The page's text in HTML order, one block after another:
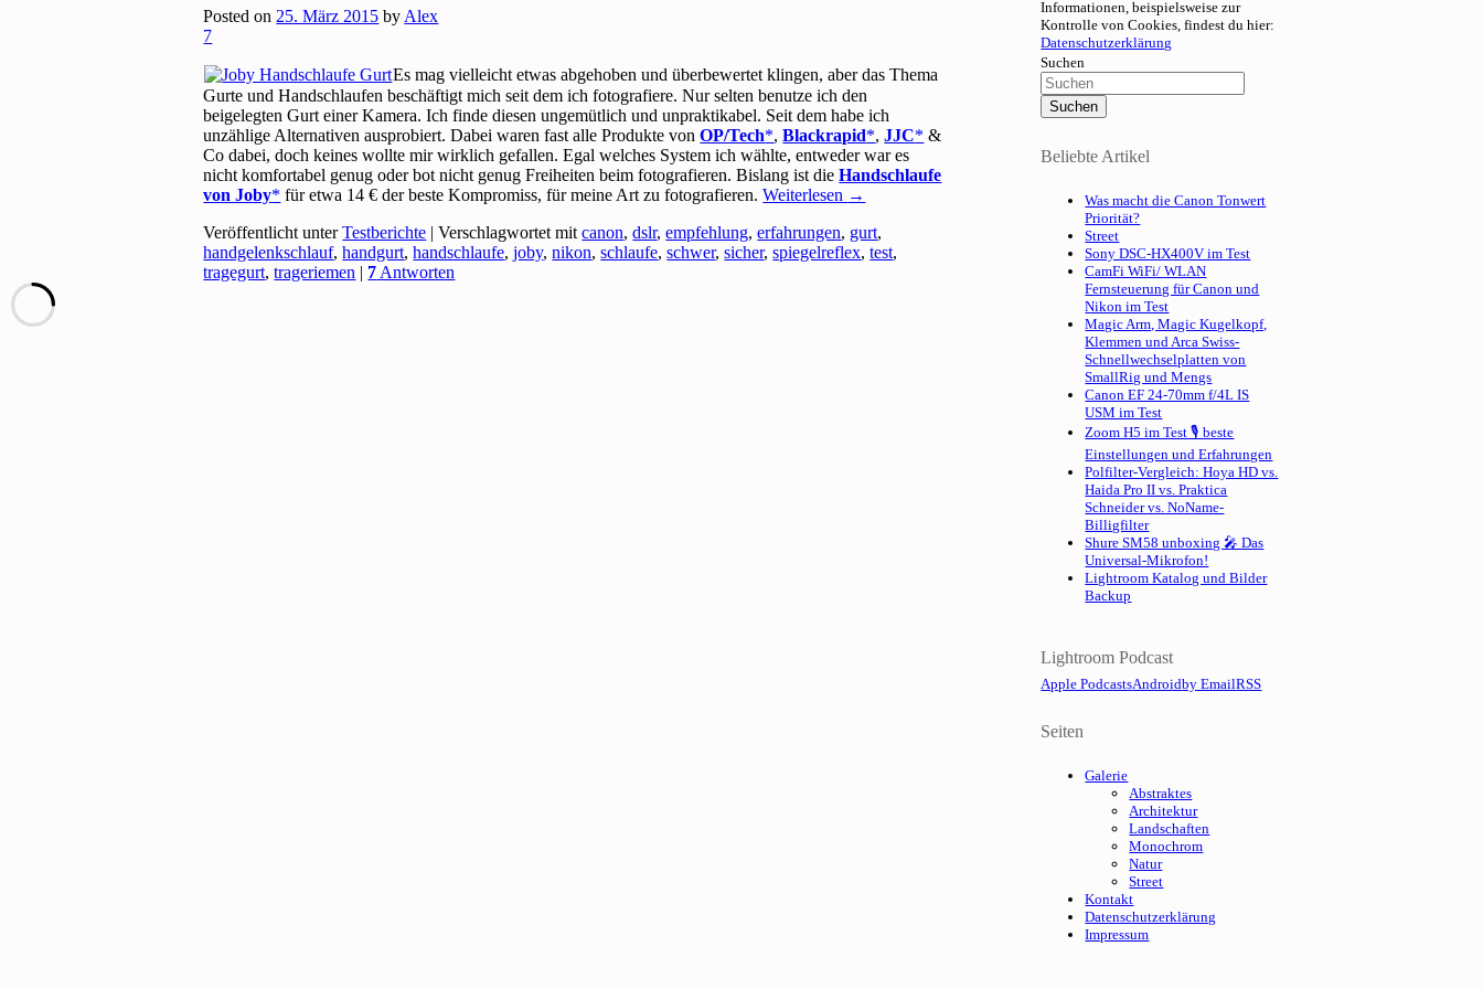
Posted on 25. März 2015 by Alex
7
Es mag vielleicht etwas abgehoben und überbewertet klingen, aber das Thema
Gurte und Handschlaufen beschäftigt mich seit dem ich fotografiere. Nur selten benutze ich den
beigelegten Gurt einer Kamera. Ich finde diesen ungemütlich und unpraktikabel. Seit dem habe ich
unzählige Alternativen ausprobiert. Dabei waren fast alle Produkte vonOP/Tech ,Blackrapid ,JJC
&
Co dabei, doch keines wollte mir wirklich gefallen. Egal welches System ich wählte, entweder war es
nicht komfortabel genug oder bot nicht genug Freiheiten beim fotografieren. Bislang ist dieHandschlaufe
von Joby
für etwa 14 € der beste Kompromiss, für meine Art zu fotografieren.Weiterlesen →
Veröffentlicht unter Testberichte |Verschlagwortet mit canon,dslr,empfehlung,erfahrungen, gurt,
handgelenkschlauf,handgurt,handschlaufe,joby,nikon,schlaufe,schwer,sicher,spiegelreflex,test,
tragegurt,trageriemen | 7 Antworten
Informationen, beispielsweise zur
Kontrolle von Cookies, findest du hier:
Datenschutzerklärung
Suchen
Beliebte Artikel
Was macht die Canon Tonwert
Priorität?
Street
Sony DSC-HX400V im Test
CamFi WiFi/ WLAN
Fernsteuerung für Canon und
Nikon im Test
Magic Arm, Magic Kugelkopf,
Klemmen und Arca Swiss-
Schnellwechselplatten von
SmallRig und Mengs
Canon EF 24-70mm f/4L IS
USM im Test
Zoom H5 im Test 🎙 beste
Einstellungen und Erfahrungen
Polfilter-Vergleich: Hoya HD vs.
Haida Pro II vs. Praktica
Schneider vs. NoName-
Billigfilter
Shure SM58 unboxing 🎤 Das
Universal-Mikrofon!
Lightroom Katalog und Bilder
Backup
Lightroom Podcast
Apple PodcastsAndroidby EmailRSS
Seiten
Galerie
Abstraktes
Architektur
Landschaften
Monochrom
Natur
Street
Kontakt
Datenschutzerklärung
Impressum